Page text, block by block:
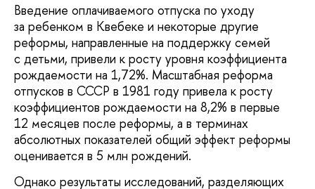
Введение оплачиваемого отпуска по уходу
за ребенком в Квебеке и некоторые другие
реформы, направленные на поддержку семей
с детьми, привели к росту уровня коэффициента
рождаемости на 1,72%. Масштабная реформа
отпусков в СССР в 1981 году привела к росту
коэффициентов рождаемости на 8,2% в первые
12 месяцев после реформы, а в терминах
абсолютных показателей общий эффект реформы
оценивается в 5 млн рождений.
Однако результаты исследований, разделяющих